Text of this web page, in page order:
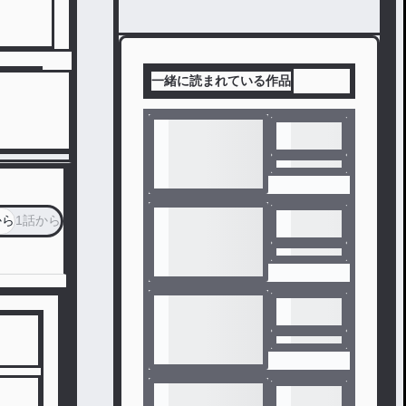
1話から
一緒に読まれている作品